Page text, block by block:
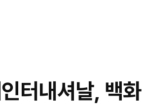
터내셔날, 백